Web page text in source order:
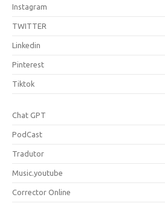
Instagram
TWITTER
Linkedin
Pinterest
Tiktok
Chat GPT
PodCast
Tradutor
Music.youtube
Corrector Online